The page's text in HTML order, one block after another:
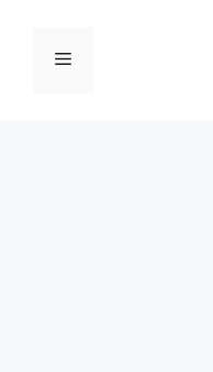
القائمة